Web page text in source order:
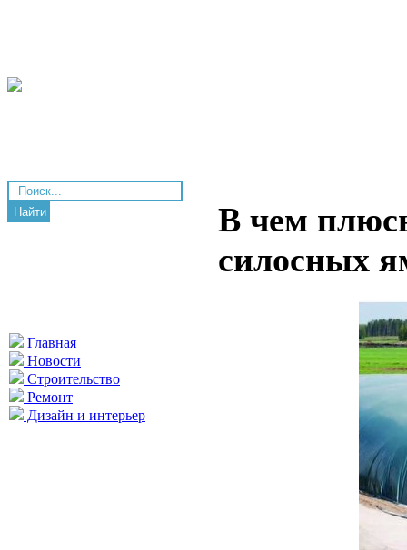
Найти
Главная
Новости
Строительство
Ремонт
Дизайн и интерьер
В чем
силосных